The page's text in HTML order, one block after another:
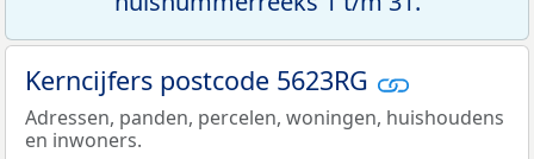
Kerncijfers postcode 5623RG
Adressen, panden, percelen, woningen, huishoudens
en inwoners.